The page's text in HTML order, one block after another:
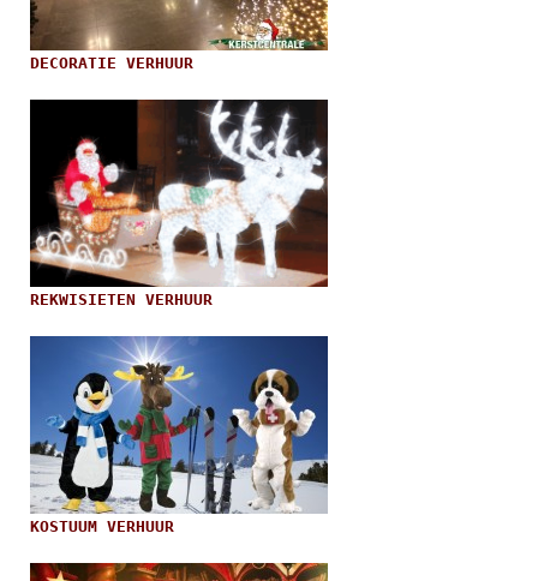
DECORATIE VERHUUR
REKWISIETEN VERHUUR
KOSTUUM VERHUUR